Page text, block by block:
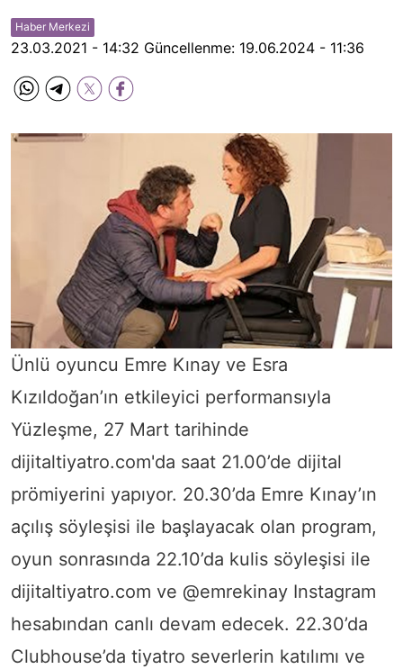
Haber Merkezi
23.03.2021 - 14:32 Güncellenme: 19.06.2024 - 11:36
Ünlü oyuncu Emre Kınay ve Esra
Kızıldoğan’ın etkileyici performansıyla
Yüzleşme, 27 Mart tarihinde
dijitaltiyatro.com'da saat 21.00’de dijital
prömiyerini yapıyor. 20.30’da Emre Kınay’ın
açılış söyleşisi ile başlayacak olan program,
oyun sonrasında 22.10’da kulis söyleşisi ile
dijitaltiyatro.com ve @emrekinay Instagram
hesabından canlı devam edecek. 22.30’da
Clubhouse’da tiyatro severlerin katılımı ve